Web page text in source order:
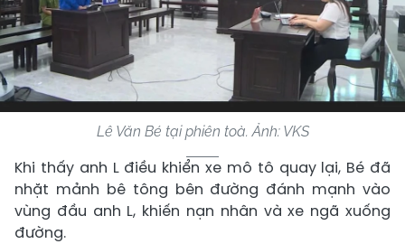
Lê Văn Bé tại phiên toà. Ảnh: VKS
Khi thấy anh L điều khiển xe mô tô quay lại, Bé đã
nhặt mảnh bê tông bên đường đánh mạnh vào
vùng đầu anh L, khiến nạn nhân và xe ngã xuống
đường.